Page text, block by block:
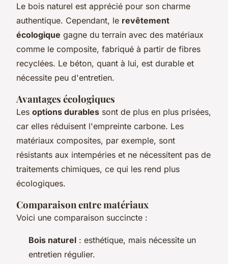
Le bois naturel est apprécié pour son charme
authentique. Cependant, le revêtement
écologique gagne du terrain avec des matériaux
comme le composite, fabriqué à partir de fibres
recyclées. Le béton, quant à lui, est durable et
nécessite peu d'entretien.
Avantages écologiques
Les options durables sont de plus en plus prisées,
car elles réduisent l'empreinte carbone. Les
matériaux composites, par exemple, sont
résistants aux intempéries et ne nécessitent pas de
traitements chimiques, ce qui les rend plus
écologiques.
Comparaison entre matériaux
Voici une comparaison succincte :
Bois naturel : esthétique, mais nécessite un
entretien régulier.